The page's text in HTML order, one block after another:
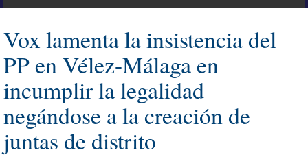
Vox lamenta la insistencia del
PP en Vélez-Málaga en
incumplir la legalidad
negándose a la creación de
juntas de distrito